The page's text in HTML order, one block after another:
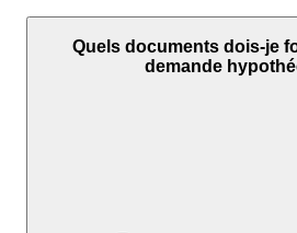
Quels documents dois-je
demande